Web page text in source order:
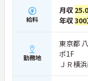
給料
月収
年収300
勤務地
東京都
ポ1F
ＪＲ横